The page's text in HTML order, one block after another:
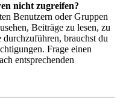
nicht zugreifen?
Benutzern oder Gruppen
Beiträge zu lesen, zu
durchzuführen, brauchst du
Frage einen
entsprechenden